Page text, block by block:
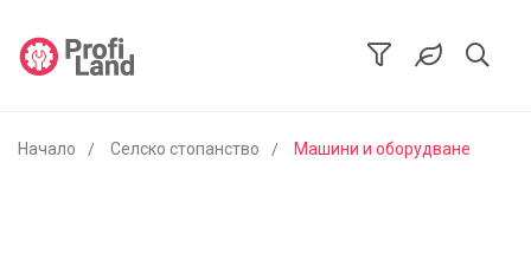
Начало Селско стопанство Машини и оборудване